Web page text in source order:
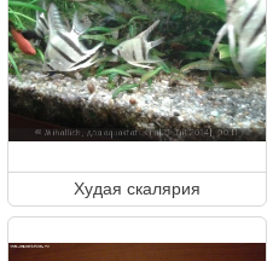
Худая скалярия